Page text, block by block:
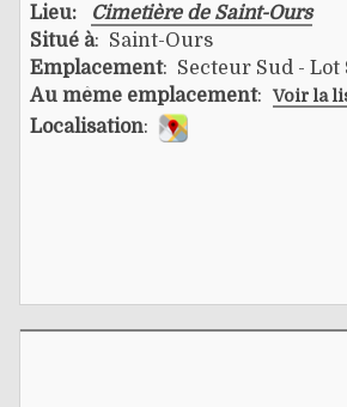
Lieu:
Cimetière de Saint-Ours
Situé à: Saint-Ours
Emplacement: Secteur Sud - Lot
Au même emplacement: Voir la
Localisation: